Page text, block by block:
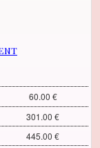
60.00 €
301.00 €
445.00 €